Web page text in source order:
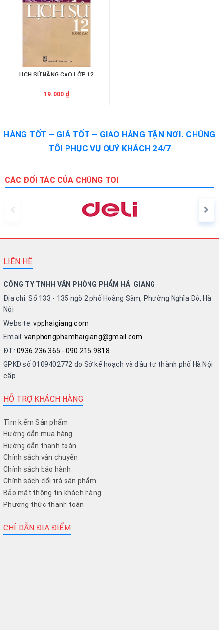
LỊCH SỬ NÂNG CAO LỚP 12
19.000 ₫
HÀNG TỐT – GIÁ TỐT – GIAO HÀNG TẬN NƠI. CHÚNG
TÔI PHỤC VỤ QUÝ KHÁCH 24/7
CÁC ĐỐI TÁC CỦA CHÚNG TÔI
LIÊN HỆ
CÔNG TY TNHH VĂN PHÒNG PHẨM HẢI GIANG
Địa chỉ: Số 133 - 135 ngõ 2 phố Hoàng Sâm, Phường Nghĩa Đô, Hà
Nội
Website:vpphaigiang.com
Email: vanphongphamhaigiang@gmail.com
ĐT: 0936.236.365 - 090.215.9818
GPKD số 0109402772 do Sở kế hoạch và đầu tư thành phố Hà Nội
cấp.
HỖ TRỢ KHÁCH HÀNG
Tìm kiếm Sản phẩm
Hướng dẫn mua hàng
Hướng dẫn thanh toán
Chính sách vận chuyển
Chính sách bảo hành
Chính sách đổi trả sản phẩm
Bảo mật thông tin khách hàng
Phương thức thanh toán
CHỈ DẪN ĐỊA ĐIỂM